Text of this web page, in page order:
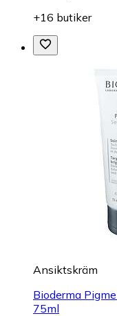
+16 butiker
Ansiktskräm
Bioderma
75ml